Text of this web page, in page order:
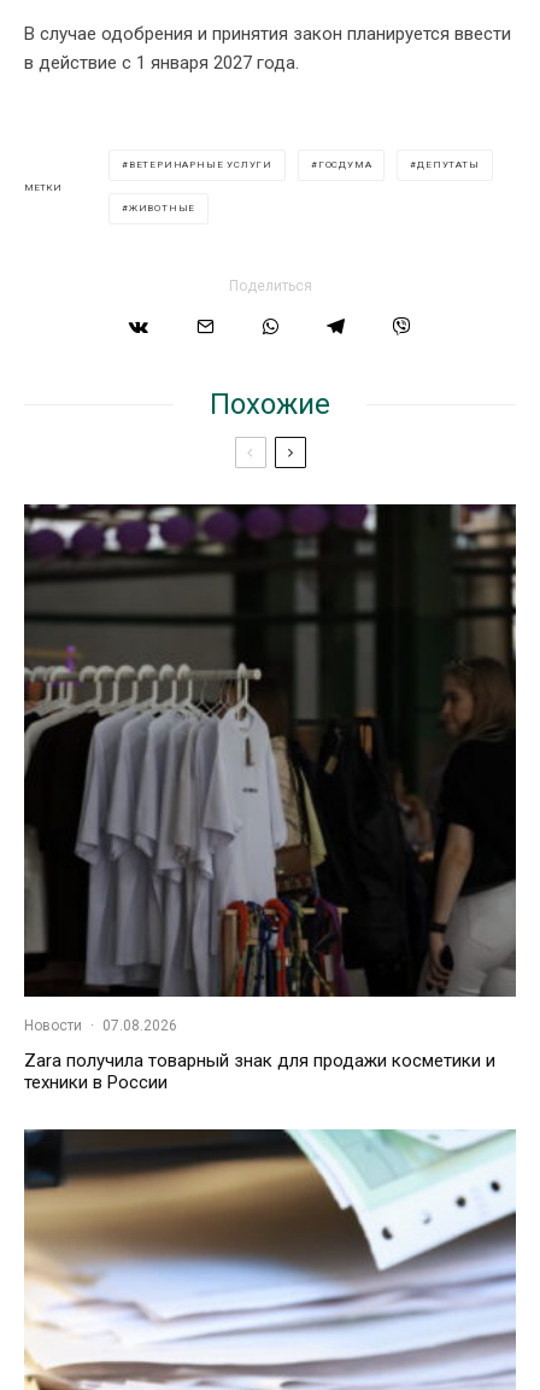
В случае одобрения и принятия закон планируется ввести
в действие с 1 января 2027 года.
МЕТКИ
ВЕТЕРИНАРНЫЕ УСЛУГИ ГОСДУМА ДЕПУТАТЫ
ЖИВОТНЫЕ
Поделиться
Похожие
Новости · 07.08.2026
Zara получила товарный знак для продажи косметики и
техники в России